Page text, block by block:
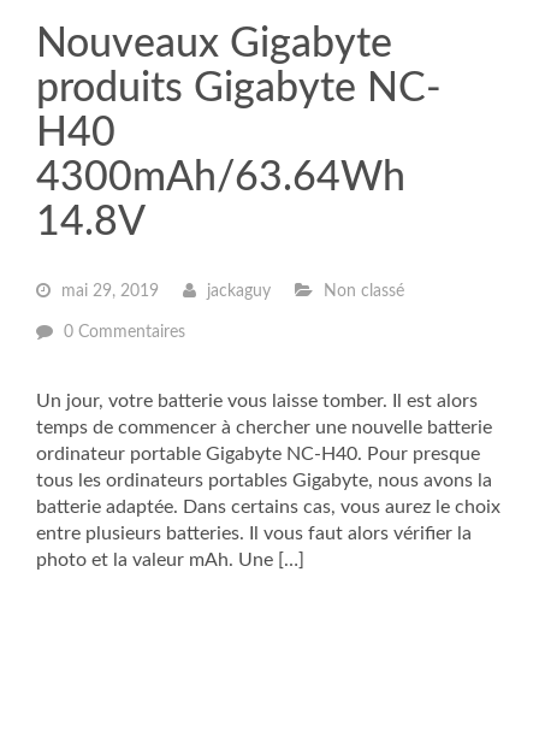
Nouveaux Gigabyte
produits Gigabyte NC-
H40
4300mAh/63.64Wh
14.8V
mai 29, 2019 jackaguy Non classé
0 Commentaires
Un jour, votre batterie vous laisse tomber. Il est alors
temps de commencer à chercher une nouvelle batterie
ordinateur portable Gigabyte NC-H40. Pour presque
tous les ordinateurs portables Gigabyte, nous avons la
batterie adaptée. Dans certains cas, vous aurez le choix
entre plusieurs batteries. Il vous faut alors vérifier la
photo et la valeur mAh. Une […]